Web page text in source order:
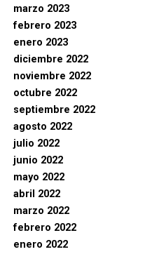
marzo 2023
febrero 2023
enero 2023
diciembre 2022
noviembre 2022
octubre 2022
septiembre 2022
agosto 2022
julio 2022
junio 2022
mayo 2022
abril 2022
marzo 2022
febrero 2022
enero 2022